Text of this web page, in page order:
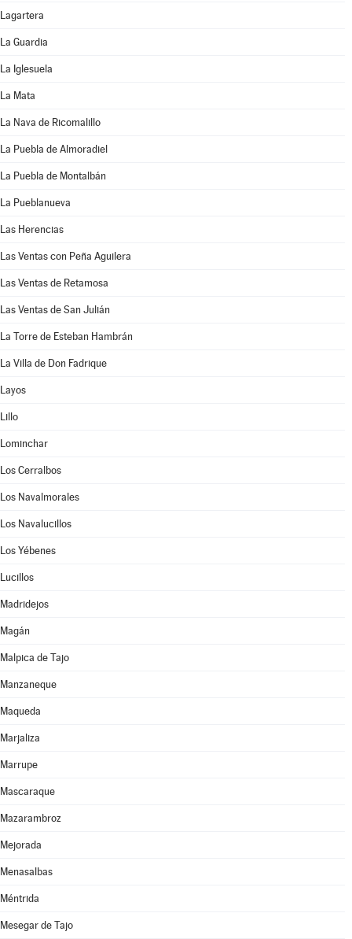
Lagartera
La Guardia
La Iglesuela
La Mata
La Nava de Ricomalillo
La Puebla de Almoradiel
La Puebla de Montalbán
La Pueblanueva
Las Herencias
Las Ventas con Peña Aguilera
Las Ventas de Retamosa
Las Ventas de San Julián
La Torre de Esteban Hambrán
La Villa de Don Fadrique
Layos
Lillo
Lominchar
Los Cerralbos
Los Navalmorales
Los Navalucillos
Los Yébenes
Lucillos
Madridejos
Magán
Malpica de Tajo
Manzaneque
Maqueda
Marjaliza
Marrupe
Mascaraque
Mazarambroz
Mejorada
Menasalbas
Méntrida
Mesegar de Tajo